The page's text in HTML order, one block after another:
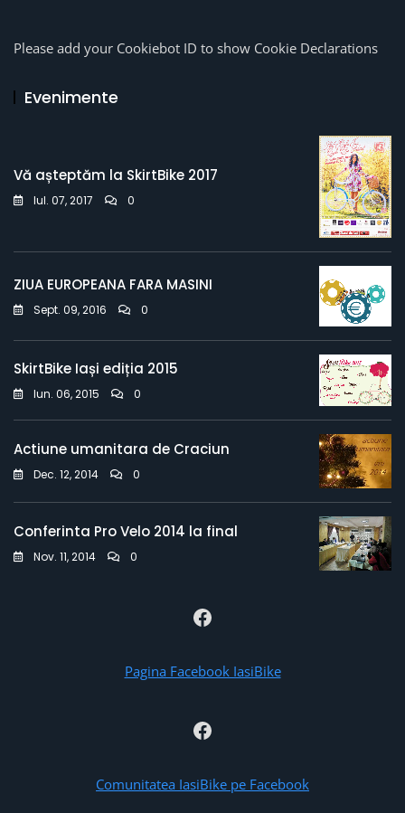
Please add your Cookiebot ID to show Cookie Declarations
Evenimente
Vă așteptăm la SkirtBike 2017
Iul. 07, 2017 0
ZIUA EUROPEANA FARA MASINI
Sept. 09, 2016 0
SkirtBike Iași ediția 2015
Iun. 06, 2015 0
Actiune umanitara de Craciun
Dec. 12, 2014 0
Conferinta Pro Velo 2014 la final
Nov. 11, 2014 0
IasiBike
Pagina Facebook IasiBike
Comunitatea IasiBike pe Facebook